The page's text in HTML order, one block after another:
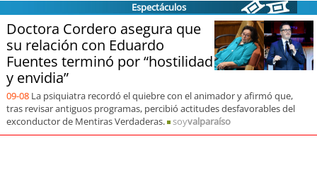
soysanantonio
soychillán
soysancarlos
soytalcahuano
Espectáculos
Doctora Cordero asegura que
su relación con Eduardo
Fuentes terminó por “hostilidad
y envidia”
09-08 La psiquiatra recordó el quiebre con el animador y afirmó que,
tras revisar antiguos programas, percibió actitudes desfavorables del
exconductor de Mentiras Verdaderas.
soyvalparaíso